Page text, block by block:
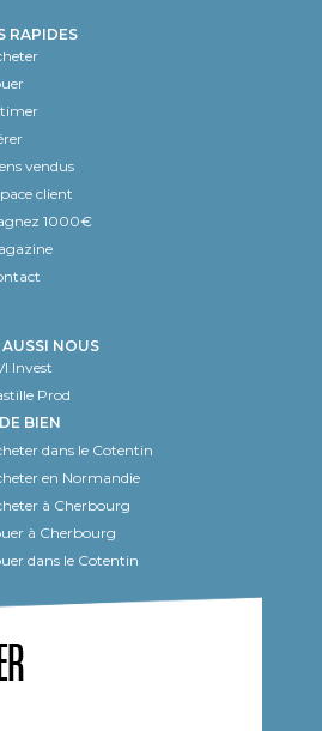
RAPIDES
vendus
client
1000€
AUSSI NOUS
Invest
Prod
BIEN
dans le Cotentin
en Normandie
à Cherbourg
à Cherbourg
dans le Cotentin